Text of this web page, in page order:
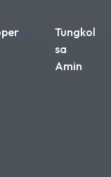
Tungkol
sa
Amin